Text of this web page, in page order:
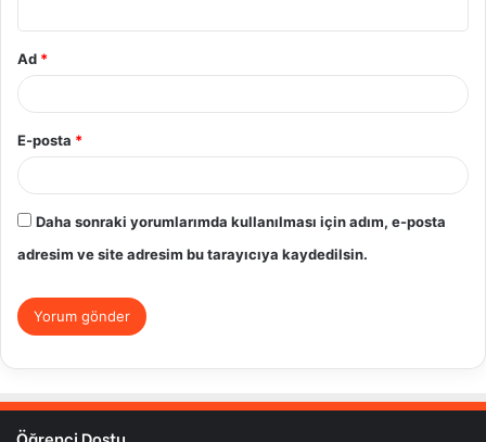
Ad *
E-posta *
Daha sonraki yorumlarımda kullanılması için adım, e-posta
adresim ve site adresim bu tarayıcıya kaydedilsin.